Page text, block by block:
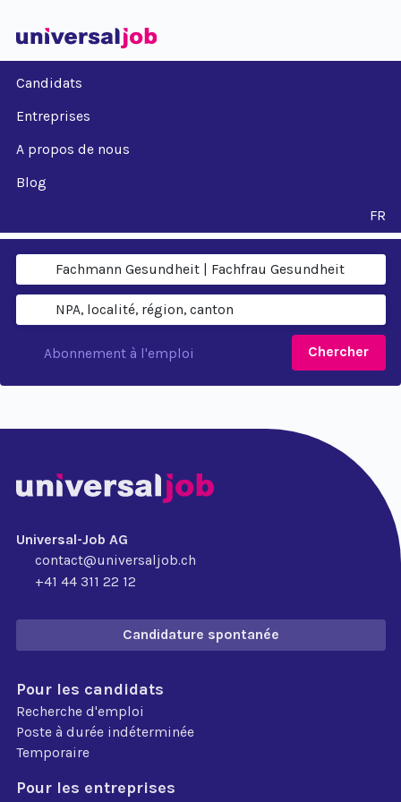
Candidats
Entreprises
A propos de nous
Blog
FR
Chercher
Abonnement à l'emploi
Universal-Job AG
contact@universaljob.ch
+41 44 311 22 12
Candidature spontanée
Pour les candidats
Recherche d'emploi
Poste à durée indéterminée
Temporaire
Pour les entreprises